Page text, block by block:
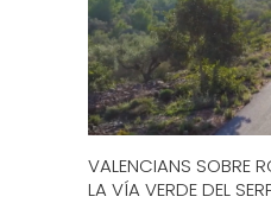
VALENCIANS SOBRE
LA VÍA VERDE DEL